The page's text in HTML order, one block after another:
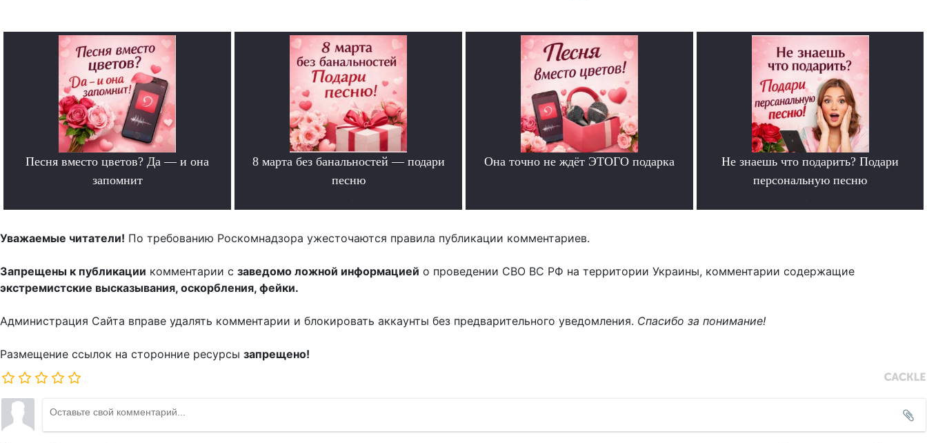
Песня вместо цветов? Да — и она
запомнит
8 марта без банальностей — подари
песню
Она точно не ждёт ЭТОГО подарка
Не знаешь что подарить? Подари
персональную песню
Уважаемые читатели! По требованию Роскомнадзора ужесточаются правила публикации комментариев.
Запрещены к публикации комментарии с заведомо ложной информацией о проведении СВО ВС РФ на территории Украины, комментарии содержащие
экстремистские высказывания, оскорбления, фейки.
Администрация Сайта вправе удалять комментарии и блокировать аккаунты без предварительного уведомления. Спасибо за понимание!
Размещение ссылок на сторонние ресурсы запрещено!